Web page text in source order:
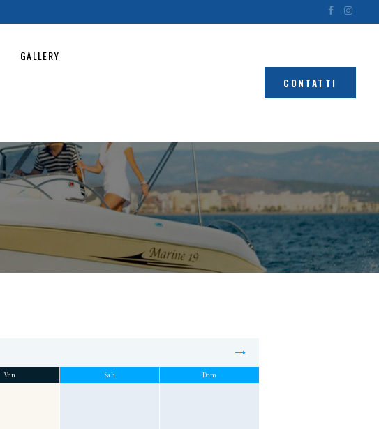
GALLERY
CONTATTI
Ven Sab Dom